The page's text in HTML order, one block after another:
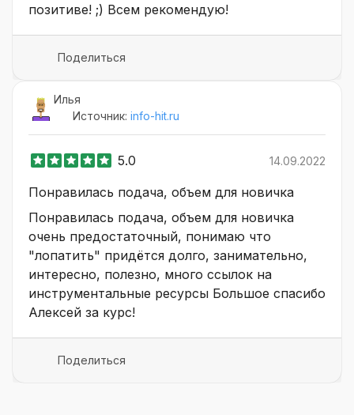
позитиве! ;) Всем рекомендую!
Поделиться
Илья
Источник: info-hit.ru
5.0 14.09.2022
Понравилась подача, объем для новичка
Понравилась подача, объем для новичка
очень предостаточный, понимаю что
"лопатить" придётся долго, занимательно,
интересно, полезно, много ссылок на
инструментальные ресурсы Большое спасибо
Алексей за курс!
Поделиться